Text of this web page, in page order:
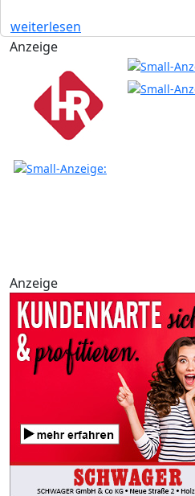
weiterlesen
Anzeige
Anzeige